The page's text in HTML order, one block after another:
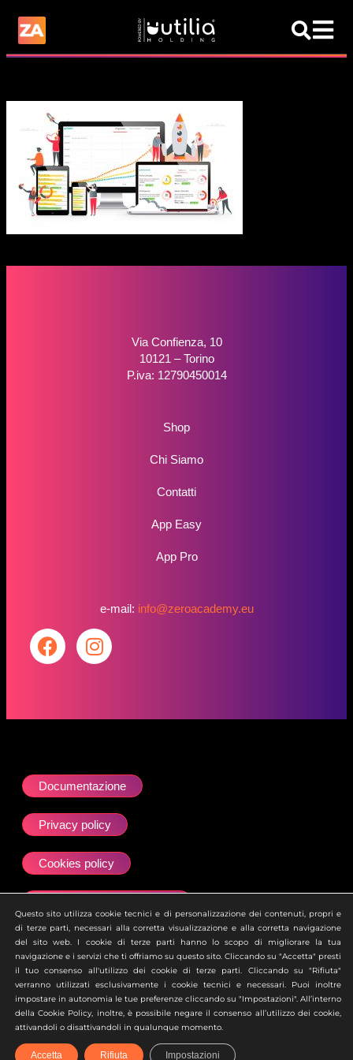
Via Confienza, 10
10121 – Torino
P.iva: 12790450014
Shop
Chi Siamo
Contatti
App Easy
App Pro
e-mail: info@zeroacademy.eu
Documentazione
Privacy policy
Cookies policy
Site map
Ai sensi dell’art. 2497 del Codice Civile si attesta che la
società Zero Academy S.r.l. è soggetta all’attività di
direzione e coordinamento della società uBroker S.p.A.
Questo sito utilizza cookie tecnici e di personalizzazione dei contenuti, propri e
di terze parti, necessari alla corretta visualizzazione e alla corretta navigazione
del sito web. I cookie di terze parti hanno lo scopo di migliorare la tua
navigazione e i servizi che ti offriamo su questo sito. Cliccando su "Accetta" presti
il tuo consenso all'utilizzo dei cookie di terze parti. Cliccando su "Rifiuta"
verranno utilizzati esclusivamente i cookie tecnici e necessari. Puoi inoltre
impostare in autonomia le tue preferenze cliccando su "Impostazioni". All’interno
della Cookie Policy, inoltre, è possibile negare il consenso all’utilizzo dei cookie,
attivandoli o disattivandoli in qualunque momento.
Accetta Rifiuta Impostazioni